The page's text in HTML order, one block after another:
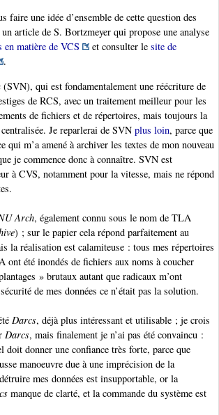
faire une idée d’ensemble de cette question des
article de S. Bortzmeyer qui propose une analyse
en matière de VCS et consulter le site de
.
(SVN), qui est fondamentalement une réécriture de
de RCS, avec un traitement meilleur pour les
de fichiers et de répertoires, mais toujours la
Je reparlerai de SVN plus loin, parce que
qui m’a amené à archiver les textes de mon nouveau
je commence donc à connaître. SVN est
à CVS, notamment pour la vitesse, mais ne répond
Arch, également connu sous le nom de TLA
) ; sur le papier cela répond parfaitement au
la réalisation est calamiteuse : tous mes répertoires
ont été inondés de fichiers aux noms à coucher
» brutaux autant que radicaux m’ont
de mes données ce n’était pas la solution.
Darcs, déjà plus intéressant et utilisable ; je crois
Darcs, mais finalement je n’ai pas été convaincu :
donner une confiance très forte, parce que
manoeuvre due à une imprécision de la
mes données est insupportable, or la
manque de clarté, et la commande du système est